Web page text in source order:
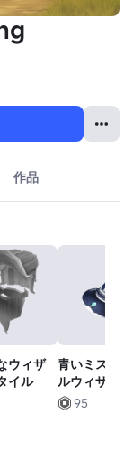
作品
ウィザ
イル
青いミステ
ルウィザー
ット
95